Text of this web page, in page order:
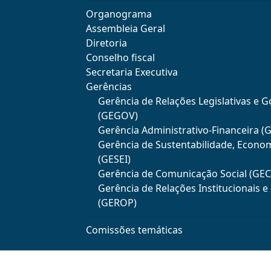
Organograma
Assembleia Geral
Diretoria
Conselho fiscal
Secretaria Executiva
Gerências
Gerência de Relações Legislativas e
(GEGOV)
Gerência Administrativo-Financeira
Gerência de Sustentabilidade,
(GESEI)
Gerência de Comunicação Social
Gerência de Relações Institucionais
(GEROP)
Comissões temáticas